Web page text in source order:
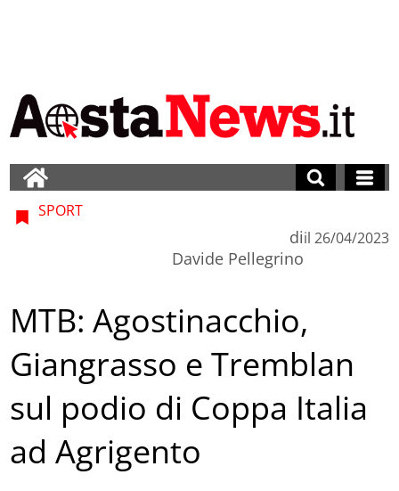
SPORT
di
Davide Pellegrino
il 26/04/2023
MTB: Agostinacchio,
Giangrasso e Tremblan
sul podio di Coppa Italia
ad Agrigento